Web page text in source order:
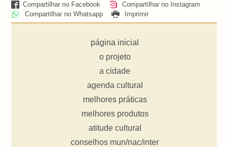
Compartilhar no Facebook
Compartilhar no Instagram
Compartilhar no Whatsapp
Imprimir
página inicial
o projeto
a cidade
agenda cultural
melhores práticas
melhores produtos
atitude cultural
conselhos mun/nac/inter